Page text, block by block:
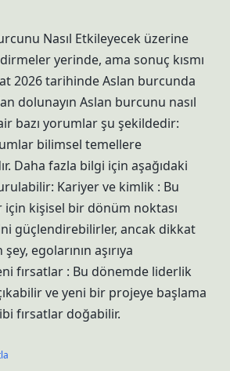
Nasıl Etkileyecek üzerine
yerinde, ama sonuç kısmı
2026 tarihinde Aslan burcunda
dolunayın Aslan burcunu nasıl
bazı yorumlar şu şekildedir:
bilimsel temellere
Daha fazla bilgi için aşağıdaki
Kariyer ve kimlik : Bu
için kişisel bir dönüm noktası
güçlendirebilirler, ancak dikkat
egolarının aşırıya
fırsatlar : Bu dönemde liderlik
ve yeni bir projeye başlama
fırsatlar doğabilir.